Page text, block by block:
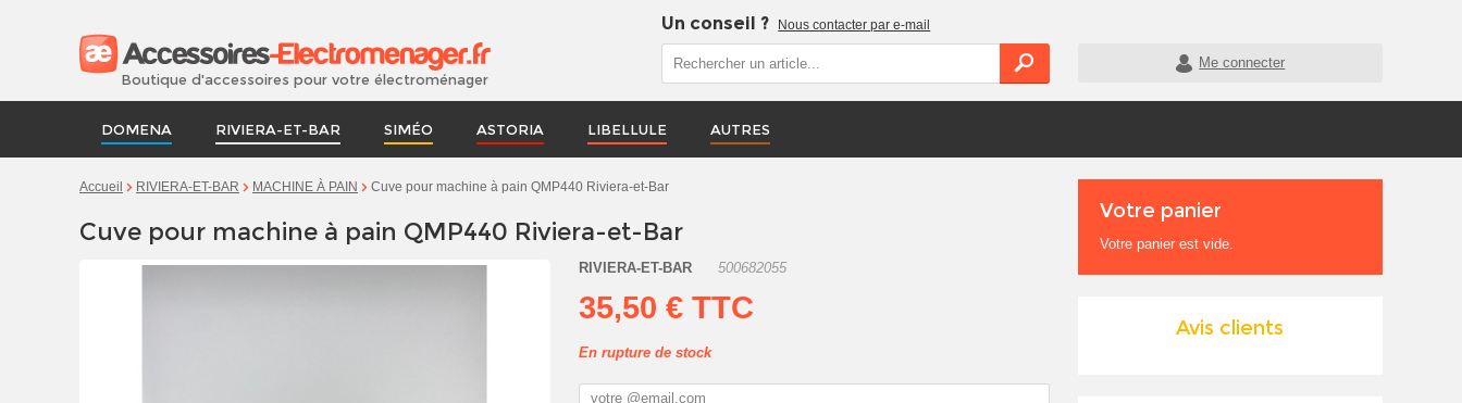
Boutique d'accessoires pour votre électroménager
Un conseil ? Nous contacter par e-mail
Me connecter
DOMENA RIVIERA-ET-BAR SIMÉO ASTORIA LIBELLULE AUTRES
Accueil RIVIERA-ET-BAR MACHINE À PAIN Cuve pour machine à pain QMP440 Riviera-et-Bar
Cuve pour machine à pain QMP440 Riviera-et-Bar
RIVIERA-ET-BAR 500682055
35,50 € TTC
En rupture de stock
Votre panier
Votre panier est vide.
Avis clients